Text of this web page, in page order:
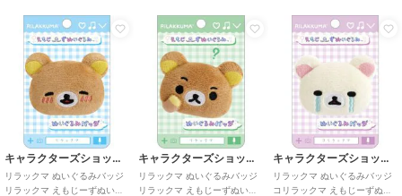
キャラクターズショップ ラフラフ
リラックマ ぬいぐるみバッジ
リラックマ えもじーずぬいぐ
キャラクターズショップ ラフラフ
リラックマ ぬいぐるみバッジ
リラックマ えもじーずぬいぐ
キャラクターズショップ ラフラフ
リラックマ ぬいぐるみバッジ
コリラックマ えもじーずぬい